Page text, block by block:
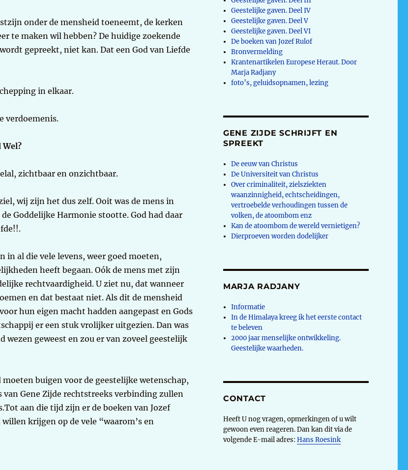
onder de mensheid toeneemt, de kerken
te maken wil hebben? De huidige zoekende
gepreekt, niet kan. Dat een God van Liefde
in elkaar.
verdoemenis.
Wel?
zichtbaar en onzichtbaar.
wij zijn het dus zelf. Ooit was de mens in
Goddelijke Harmonie stootte. God had daar
al die vele levens, weer goed moeten,
heeft begaan. Oók de mens met zijn
rechtvaardigheid. U ziet nu, dat wanneer
en dat bestaat niet. Als dit de mensheid
hun eigen macht hadden aangepast en Gods
er een stuk vrolijker uitgezien. Dan was
wezen geweest en zou er van zoveel geestelijk
buigen voor de geestelijke wetenschap,
Gene Zijde rechtstreeks verbinding zullen
aan die tijd zijn er de boeken van Jozef
krijgen op de vele “waarom’s en
Geestelijke gaven. Deel IV
Geestelijke gaven. Deel V
Geestelijke gaven. Deel VI
De boeken van Jozef Rulof
Bronvermelding
Krantenartikelen Europese Heraut. Door
Marja Radjany
foto’s, geluidsopnamen, lezing
GENE ZIJDE SCHRIJFT EN
SPREEKT
De eeuw van Christus
De Universiteit van Christus
Over criminaliteit, zielsziekten
waanzinnigheid, echtscheidingen,
vertroebelde verhoudingen tussen de
volken, de atoombom enz
Kan de atoombom de wereld vernietigen?
Dierproeven worden dodelijker
MARJA RADJANY
Informatie
In de Himalaya kreeg ik het eerste contact
te beleven
2000 jaar menselijke ontwikkeling.
Geestelijke waarheden.
CONTACT
Heeft U nog vragen, opmerkingen of u wilt
gewoon even reageren. Dan kan dit via de
volgende E-mail adres: Hans Roesink